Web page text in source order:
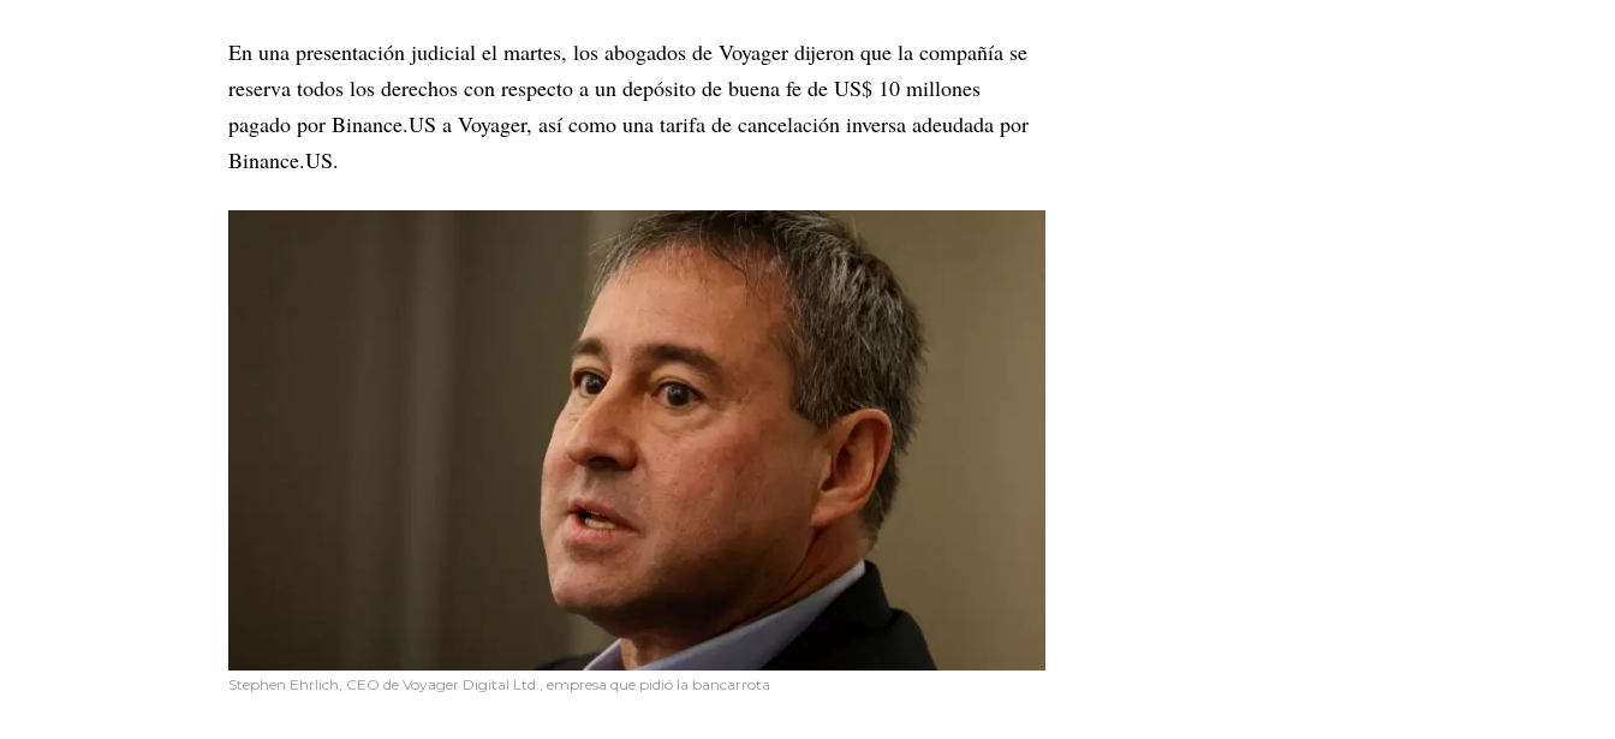
En una presentación judicial el martes, los abogados de Voyager dijeron que la compañía se
reserva todos los derechos con respecto a un depósito de buena fe de US$ 10 millones
pagado por Binance.US a Voyager, así como una tarifa de cancelación inversa adeudada por
Binance.US.
Stephen Ehrlich, CEO de Voyager Digital Ltd., empresa que pidió la bancarrota